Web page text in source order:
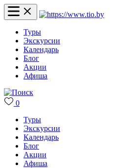
Туры
Экскурсии
Календарь
Блог
Акции
Афиша
0
Туры
Экскурсии
Календарь
Блог
Акции
Афиша